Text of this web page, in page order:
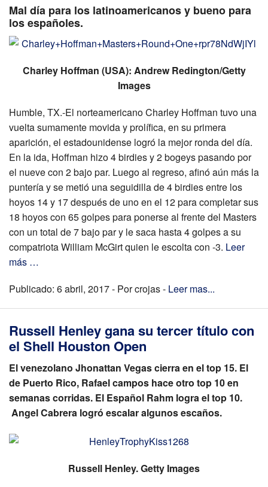
Mal día para los latinoamericanos y bueno para
los españoles.
Charley Hoffman (USA): Andrew Redington/Getty
Images
Humble, TX.-El norteamericano Charley Hoffman tuvo una
vuelta sumamente movida y prolífica, en su primera
aparición, el estadounidense logró la mejor ronda del día.
En la ida, Hoffman hizo 4 birdies y 2 bogeys pasando por
el nueve con 2 bajo par. Luego al regreso, afinó aún más la
puntería y se metió una seguidilla de 4 birdies entre los
hoyos 14 y 17 después de uno en el 12 para completar sus
18 hoyos con 65 golpes para ponerse al frente del Masters
con un total de 7 bajo par y le saca hasta 4 golpes a su
compatriota William McGirt quien le escolta con -3. Leer
más …
Publicado: 6 abril, 2017 - Por crojas - Leer mas...
Russell Henley gana su tercer título con
el Shell Houston Open
El venezolano Jhonattan Vegas cierra en el top 15. El
de Puerto Rico, Rafael campos hace otro top 10 en
semanas corridas. El Español Rahm logra el top 10.
Angel Cabrera logró escalar algunos escaños.
Russell Henley. Getty Images